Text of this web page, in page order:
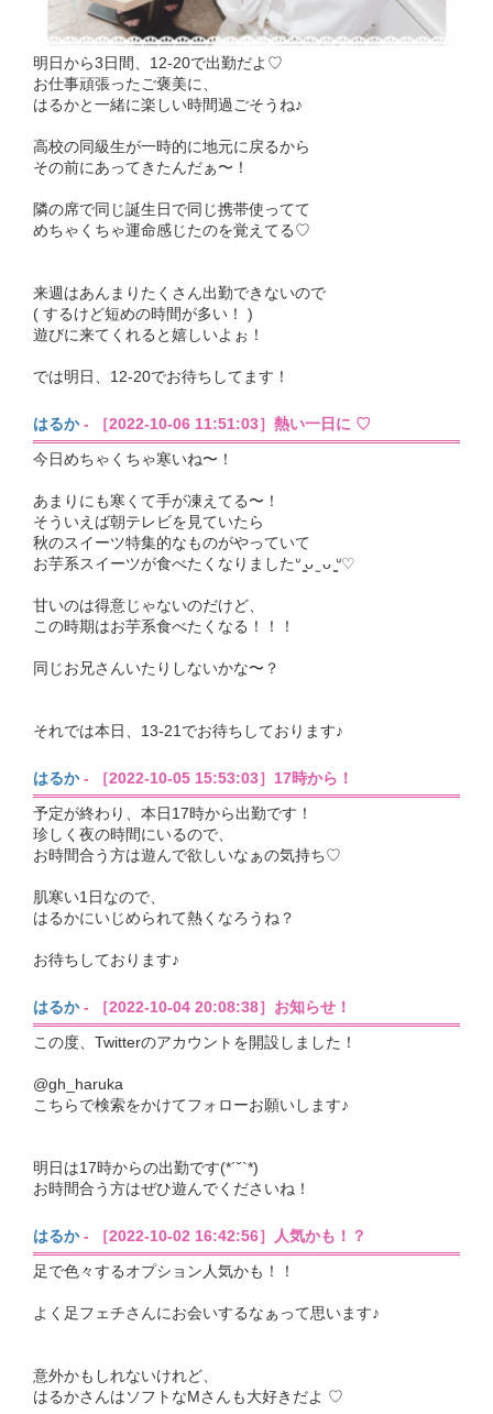
明日から3日間、12-20で出勤だよ♡
お仕事頑張ったご褒美に、
はるかと一緒に楽しい時間過ごそうね♪
高校の同級生が一時的に地元に戻るから
その前にあってきたんだぁ〜！
隣の席で同じ誕生日で同じ携帯使ってて
めちゃくちゃ運命感じたのを覚えてる♡
来週はあんまりたくさん出勤できないので
( するけど短めの時間が多い！ )
遊びに来てくれると嬉しいよぉ！
では明日、12-20でお待ちしてます！
はるか- ［2022-10-06 11:51:03］熱い一日に ♡
今日めちゃくちゃ寒いね〜！
あまりにも寒くて手が凍えてる〜！
そういえば朝テレビを見ていたら
秋のスイーツ特集的なものがやっていて
お芋系スイーツが食べたくなりましたᐡ ̳ᴗ ̫ ᴗ ̳ᐡ♡
甘いのは得意じゃないのだけど、
この時期はお芋系食べたくなる！！！
同じお兄さんいたりしないかな〜？
それでは本日、13-21でお待ちしております♪
はるか- ［2022-10-05 15:53:03］17時から！
予定が終わり、本日17時から出勤です！
珍しく夜の時間にいるので、
お時間合う方は遊んで欲しいなぁの気持ち♡
肌寒い1日なので、
はるかにいじめられて熱くなろうね？
お待ちしております♪
はるか- ［2022-10-04 20:08:38］お知らせ！
この度、Twitterのアカウントを開設しました！
@gh_haruka
こちらで検索をかけてフォローお願いします♪
明日は17時からの出勤です(*´˘`*)
お時間合う方はぜひ遊んでくださいね！
はるか- ［2022-10-02 16:42:56］人気かも！？
足で色々するオプション人気かも！！
よく足フェチさんにお会いするなぁって思います♪
意外かもしれないけれど、
はるかさんはソフトなMさんも大好きだよ ♡